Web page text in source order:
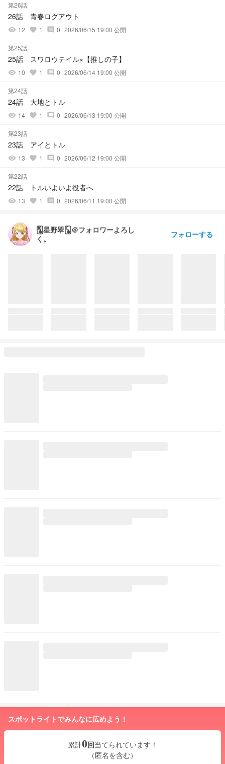
第26話
26話 青春ログアウト
visibility 12 favorite 1 comment 0 2026/06/15 19:00 公開
第25話
25話 スワロウテイル×【推しの子】
visibility 10 favorite 1 comment 0 2026/06/14 19:00 公開
第24話
24話 大地とトル
visibility 14 favorite 1 comment 0 2026/06/13 19:00 公開
第23話
23話 アイとトル
visibility 13 favorite 1 comment 0 2026/06/12 19:00 公開
第22話
22話 トルいよいよ役者へ
visibility 13 favorite 1 comment 0 2026/06/11 19:00 公開
🃚星野翠🃜＠フォロワーよろし
く。
フォローする
スポットライトでみんなに広めよう！
累計0回当てられています！
（匿名を含む）